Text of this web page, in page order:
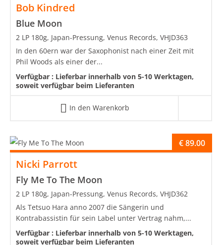
Bob Kindred
Blue Moon
2 LP 180g, Japan-Pressung, Venus Records, VHJD363
In den 60ern war der Saxophonist nach einer Zeit mit
Phil Woods als einer der...
Verfügbar : Lieferbar innerhalb von 5-10 Werktagen,
soweit verfügbar beim Lieferanten
In den Warenkorb
Nicki Parrott
Fly Me To The Moon
€89.00
2 LP 180g, Japan-Pressung, Venus Records, VHJD362
Als Tetsuo Hara anno 2007 die Sängerin und
Kontrabassistin für sein Label unter Vertrag nahm,...
Verfügbar : Lieferbar innerhalb von 5-10 Werktagen,
soweit verfügbar beim Lieferanten